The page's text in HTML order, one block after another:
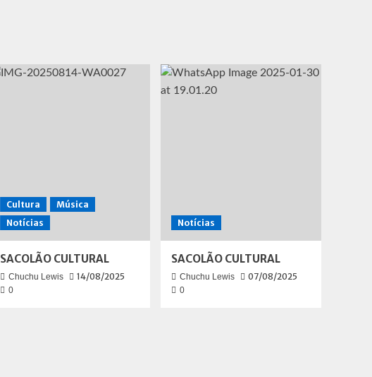
Cultura
Música
Notícias
SACOLÃO CULTURAL
Chuchu Lewis 14/08/2025
0
Notícias
SACOLÃO CULTURAL
Chuchu Lewis 07/08/2025
0